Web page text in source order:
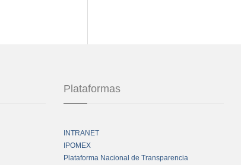
Plataformas
INTRANET
IPOMEX
Plataforma Nacional de Transparencia